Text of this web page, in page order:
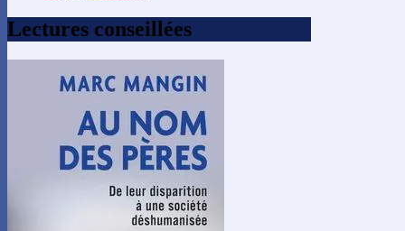
Lectures conseillées